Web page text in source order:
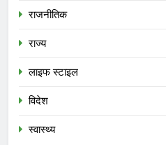
राजनीतिक
राज्य
लाइफ स्टाइल
विदेश
स्‍वास्‍थ्‍य